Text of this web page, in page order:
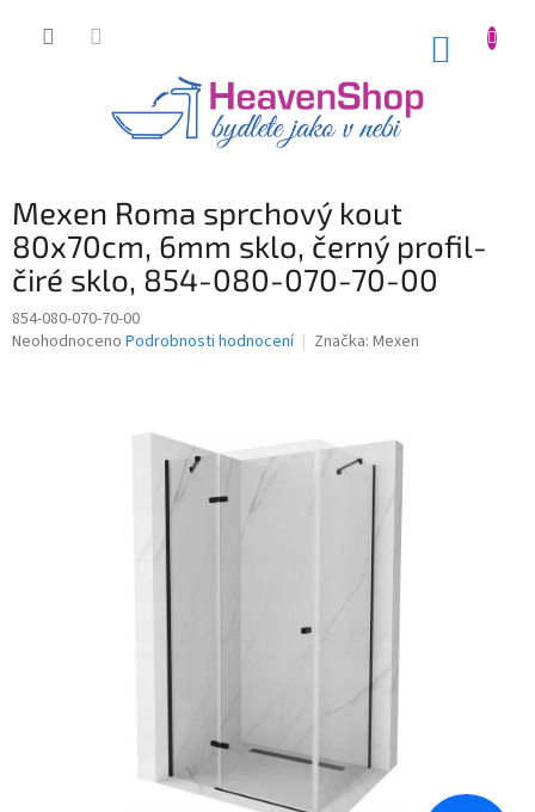
Mexen Roma sprchový kout
80x70cm, 6mm sklo, černý profil-
čiré sklo, 854-080-070-70-00
854-080-070-70-00
Průměrné
Neohodnoceno Podrobnosti hodnocení Značka: Mexen